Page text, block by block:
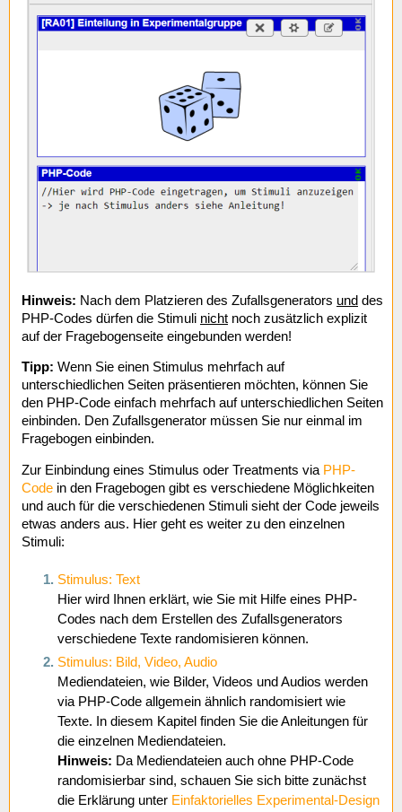
Hinweis: Nach dem Platzieren des Zufallsgenerators und des
PHP-Codes dürfen die Stimuli nicht noch zusätzlich explizit
auf der Fragebogenseite eingebunden werden!
Tipp: Wenn Sie einen Stimulus mehrfach auf
unterschiedlichen Seiten präsentieren möchten, können Sie
den PHP-Code einfach mehrfach auf unterschiedlichen Seiten
einbinden. Den Zufallsgenerator müssen Sie nur einmal im
Fragebogen einbinden.
Zur Einbindung eines Stimulus oder Treatments via PHP-
Code in den Fragebogen gibt es verschiedene Möglichkeiten
und auch für die verschiedenen Stimuli sieht der Code jeweils
etwas anders aus. Hier geht es weiter zu den einzelnen
Stimuli:
Stimulus: Text
Hier wird Ihnen erklärt, wie Sie mit Hilfe eines PHP-
Codes nach dem Erstellen des Zufallsgenerators
verschiedene Texte randomisieren können.
Stimulus: Bild, Video, Audio
Mediendateien, wie Bilder, Videos und Audios werden
via PHP-Code allgemein ähnlich randomisiert wie
Texte. In diesem Kapitel finden Sie die Anleitungen für
die einzelnen Mediendateien.
Hinweis: Da Mediendateien auch ohne PHP-Code
randomisierbar sind, schauen Sie sich bitte zunächst
die Erklärung unter Einfaktorielles Experimental-Design